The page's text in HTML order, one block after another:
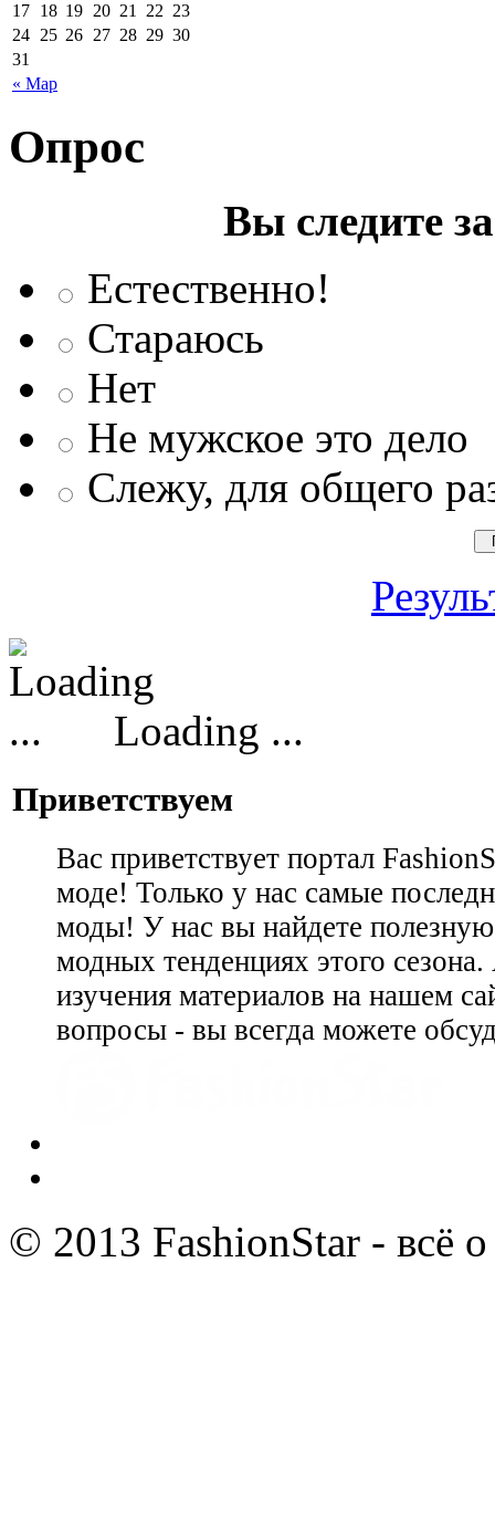
« Мар
17 18 19 20 21 22 23
24 25 26 27 28 29 30
31
Опрос
Вы следите
Естественно!
Стараюсь
Нет
Не мужское это дело
Слежу, для общего
Loading ...
Приветствуем
Вас приветствует портал
моде! Только у нас самые
моды! У нас вы найдете
модных тенденциях этого
изучения материалов на нашем
вопросы - вы всегда можете
© 2013 FashionStar - всё